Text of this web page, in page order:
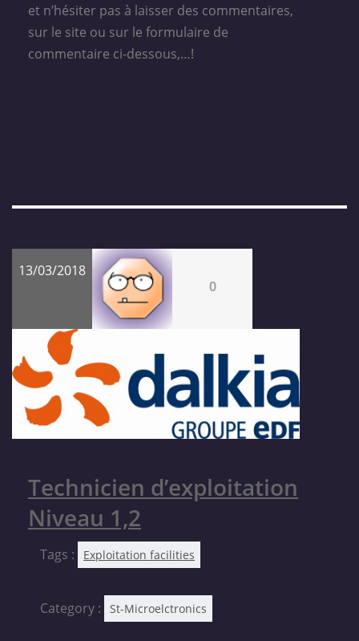
et n’hésiter pas à laisser des commentaires,
sur le site ou sur le formulaire de
commentaire ci-dessous,…!
13/03/2018
0
Technicien d’exploitation
Niveau 1,2
Tags : Exploitation facilities
Category : St-Microelctronics